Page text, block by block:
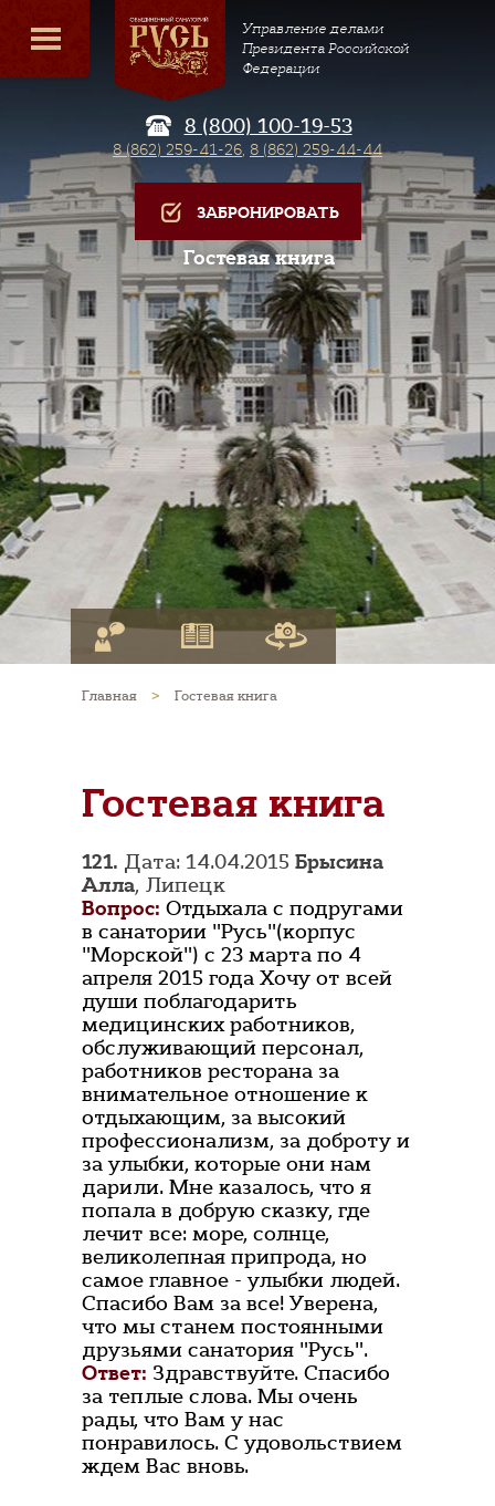
Управление делами
Президента Российской
Федерации
8 (800) 100-19-53
8 (862) 259-41-26, 8 (862) 259-44-44
ЗАБРОНИРОВАТЬ
Гостевая книга
Главная > Гостевая книга
Гостевая книга
121. Дата: 14.04.2015 Брысина
Алла, Липецк
Вопрос: Отдыхала с подругами
в санатории "Русь"(корпус
"Морской") с 23 марта по 4
апреля 2015 года Хочу от всей
души поблагодарить
медицинских работников,
обслуживающий персонал,
работников ресторана за
внимательное отношение к
отдыхающим, за высокий
профессионализм, за доброту и
за улыбки, которые они нам
дарили. Мне казалось, что я
попала в добрую сказку, где
лечит все: море, солнце,
великолепная припрода, но
самое главное - улыбки людей.
Спасибо Вам за все! Уверена,
что мы станем постоянными
друзьями санатория "Русь".
Ответ: Здравствуйте. Спасибо
за теплые слова. Мы очень
рады, что Вам у нас
понравилось. С удовольствием
ждем Вас вновь.